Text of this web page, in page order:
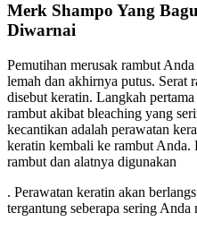
Merk Shampo Yang
Diwarnai
Pemutihan merusak rambut
lemah dan akhirnya putus. Serat
disebut keratin. Langkah
rambut akibat bleaching yang
kecantikan adalah perawatan
keratin kembali ke rambut Anda.
rambut dan alatnya digunakan
. Perawatan keratin akan
tergantung seberapa sering Anda